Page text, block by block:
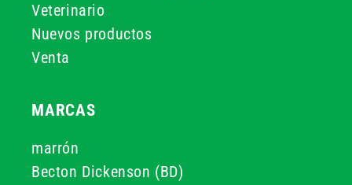
Veterinario
Nuevos productos
Venta
MARCAS
marrón
Becton Dickenson (BD)